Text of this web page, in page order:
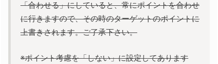
「合わせる」にしていると、常にポイントを合わせ
に行きますので、その時のターゲットのポイントに
上書きされます。ご了承下さい。
※ポイント考慮を「しない」に設定してあります